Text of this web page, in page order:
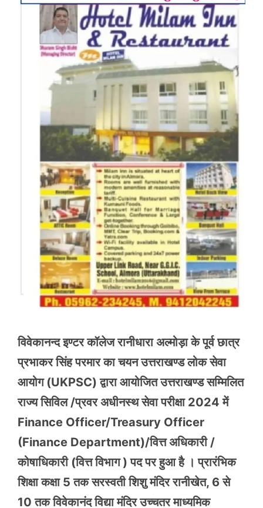
विवेकानन्द इण्टर कॉलेज रानीधारा अल्मोड़ा के पूर्व छात्र
प्रभाकर सिंह परमार का चयन उत्तराखण्ड लोक सेवा
आयोग (UKPSC) द्वारा आयोजित उत्तराखण्ड सम्मिलित
राज्य सिविल /प्रवर अधीनस्थ सेवा परीक्षा 2024 में
Finance Officer/Treasury Officer
(Finance Department)/वित्त अधिकारी /
कोषाधिकारी (वित्त विभाग ) पद पर हुआ है । प्रारंभिक
शिक्षा कक्षा 5 तक सरस्वती शिशु मंदिर रानीखेत, 6 से
10 तक विवेकानंद विद्या मंदिर उच्चतर माध्यमिक